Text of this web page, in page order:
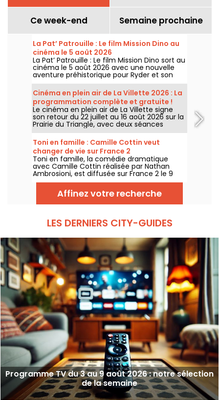
Ce week-end Semaine prochaine
La Pat’ Patrouille : Le film Mission Dino au
cinéma le 5 août 2026
La Pat’ Patrouille : Le film Mission Dino sort au
cinéma le 5 août 2026 avec une nouvelle
aventure préhistorique pour Ryder et son
équipe.
Cinéma en plein air de La Villette 2026 : La
programmation complète et gratuite !
Le cinéma en plein air de La Villette signe
son retour du 22 juillet au 16 août 2026 sur la
Prairie du Triangle, avec deux séances
gratuites par jour, à 18h et 21h. Pour cette
35e édition, le festival met à l’honneur le
thème “L’appel de la forêt”. Découvrez la
programmation complète et gratuite !
Toni en famille : Camille Cottin veut
changer de vie sur France 2
Toni en famille, la comédie dramatique
avec Camille Cottin réalisée par Nathan
Ambrosioni, est diffusée sur France 2 le 9
août 2026 à 21h10.
Affinez votre recherche
LES DERNIERS CITY-GUIDES
Programme TV du 3 au 9 août 2026 : notre sélection
de la semaine